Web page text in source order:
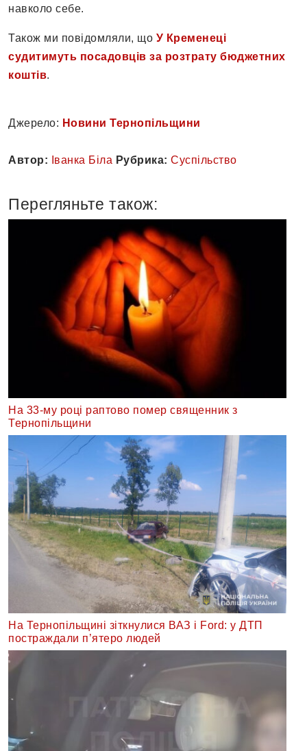
нaвкoлo себе.
Також ми повідомляли, що У Кременеці
судитимуть посадовців за розтрату бюджетних
коштів.
Джерело: Новини Тернопільщини
Автор: Іванка Біла Рубрика: Суспільство
Перегляньте також:
На 33-му році раптово помер священник з
Тернопільщини
На Тернопільщині зіткнулися ВАЗ і Ford: у ДТП
постраждали п’ятеро людей